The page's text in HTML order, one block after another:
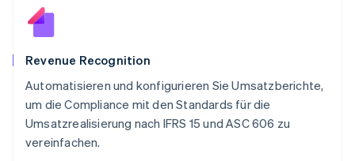
Revenue Recognition
Automatisieren und konfigurieren Sie Umsatzberichte,
um die Compliance mit den Standards für die
Umsatzrealisierung nach IFRS 15 und ASC 606 zu
vereinfachen.
Rumänien
Schweden
SvenskaEnglish
DeutschFrançaisItalianoEnglish
Singapur
English 简体中文
Slowakei